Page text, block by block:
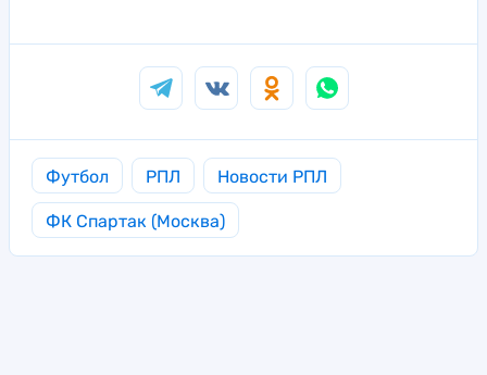
Футбол РПЛ Новости РПЛ
ФК Спартак (Москва)